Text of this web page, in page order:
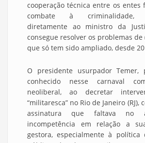
cooperação técnica entre os entes
combate à criminalidade,
diretamente ao ministro da
consegue resolver os problemas de
que só tem sido ampliado, desde
O presidente usurpador Temer,
conhecido nesse carnaval
neoliberal, ao decretar
“militaresca” no Rio de Janeiro (RJ),
assinatura que faltava no
incompetência em relação a
gestora, especialmente à política